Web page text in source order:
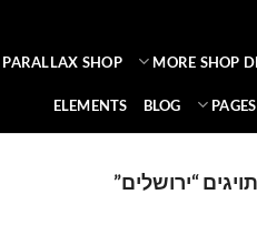
MORE SHOP
PARALLAX SHOP
PAGES
BLOG
ELEMENTS
“ירושלים”